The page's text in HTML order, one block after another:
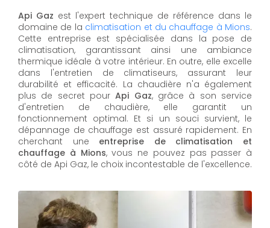
Api Gaz est l'expert technique de référence dans le
domaine de la climatisation et du chauffage à Mions.
Cette entreprise est spécialisée dans la pose de
climatisation, garantissant ainsi une ambiance
thermique idéale à votre intérieur. En outre, elle excelle
dans l'entretien de climatiseurs, assurant leur
durabilité et efficacité. La chaudière n'a également
plus de secret pourApi Gaz, grâce à son service
d'entretien de chaudière, elle garantit un
fonctionnement optimal. Et si un souci survient, le
dépannage de chauffage est assuré rapidement. En
cherchant une entreprise de climatisation et
chauffage à Mions, vous ne pouvez pas passer à
côté de Api Gaz, le choix incontestable de l'excellence.